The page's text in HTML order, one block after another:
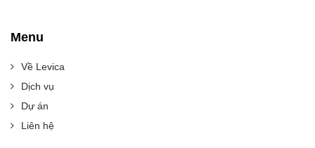
Menu
Về Levica
Dịch vụ
Dự án
Liên hệ